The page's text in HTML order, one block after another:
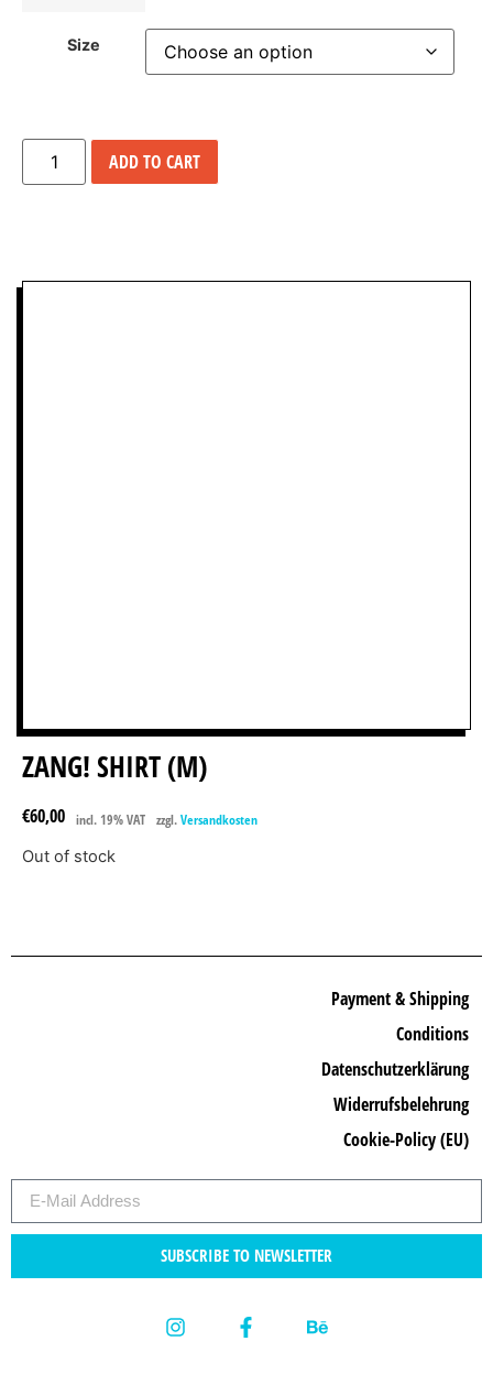
Size
ADD TO CART
ZANG! SHIRT (M)
€60,00 incl. 19% VAT zzgl. Versandkosten
Out of stock
SUBSCRIBE TO NEWSLETTER
Payment & Shipping
Conditions
Datenschutzerklärung
Widerrufsbelehrung
Cookie-Policy (EU)